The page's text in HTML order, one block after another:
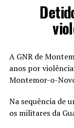
A GNR de
anos por
Montemor-o-
Na sequência de
os militares da